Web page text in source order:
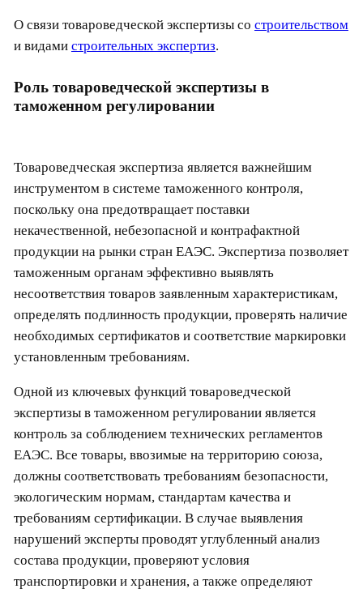
О связи товароведческой экспертизы со строительством
и видами строительных экспертиз.
Роль товароведческой экспертизы в
таможенном регулировании
Товароведческая экспертиза является важнейшим
инструментом в системе таможенного контроля,
поскольку она предотвращает поставки
некачественной, небезопасной и контрафактной
продукции на рынки стран ЕАЭС. Экспертиза позволяет
таможенным органам эффективно выявлять
несоответствия товаров заявленным характеристикам,
определять подлинность продукции, проверять наличие
необходимых сертификатов и соответствие маркировки
установленным требованиям.
Одной из ключевых функций товароведческой
экспертизы в таможенном регулировании является
контроль за соблюдением технических регламентов
ЕАЭС. Все товары, ввозимые на территорию союза,
должны соответствовать требованиям безопасности,
экологическим нормам, стандартам качества и
требованиям сертификации. В случае выявления
нарушений эксперты проводят углубленный анализ
состава продукции, проверяют условия
транспортировки и хранения, а также определяют